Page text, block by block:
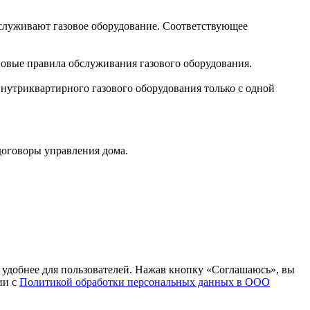
газовое оборудование. Соответствующее
правила обслуживания газового оборудования.
газового оборудования только с одной
управления дома.
для пользователей. Нажав кнопку «Соглашаюсь», вы
с Политикой обработки персональных данных в ООО